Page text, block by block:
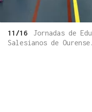
11/16
Jornadas de
Salesianos de Ourense.